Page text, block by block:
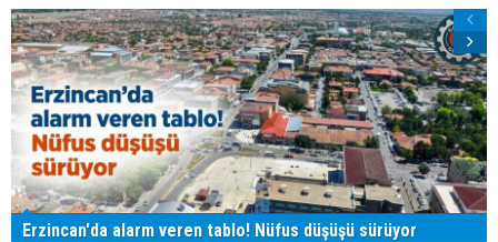
Erzincan'da alarm veren tablo! Nüfus düşüşü sürüyor